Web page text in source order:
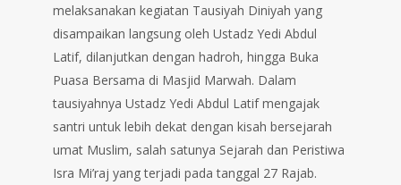
melaksanakan kegiatan Tausiyah Diniyah yang
disampaikan langsung oleh Ustadz Yedi Abdul
Latif, dilanjutkan dengan hadroh, hingga Buka
Puasa Bersama di Masjid Marwah. Dalam
tausiyahnya Ustadz Yedi Abdul Latif mengajak
santri untuk lebih dekat dengan kisah bersejarah
umat Muslim, salah satunya Sejarah dan Peristiwa
Isra Mi’raj yang terjadi pada tanggal 27 Rajab.